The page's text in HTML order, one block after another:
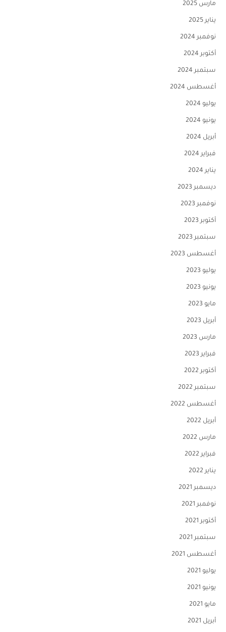
مارس 2025
يناير 2025
نوفمبر 2024
أكتوبر 2024
سبتمبر 2024
أغسطس 2024
يوليو 2024
يونيو 2024
أبريل 2024
فبراير 2024
يناير 2024
ديسمبر 2023
نوفمبر 2023
أكتوبر 2023
سبتمبر 2023
أغسطس 2023
يوليو 2023
يونيو 2023
مايو 2023
أبريل 2023
مارس 2023
فبراير 2023
أكتوبر 2022
سبتمبر 2022
أغسطس 2022
أبريل 2022
مارس 2022
فبراير 2022
يناير 2022
ديسمبر 2021
نوفمبر 2021
أكتوبر 2021
سبتمبر 2021
أغسطس 2021
يوليو 2021
يونيو 2021
مايو 2021
أبريل 2021